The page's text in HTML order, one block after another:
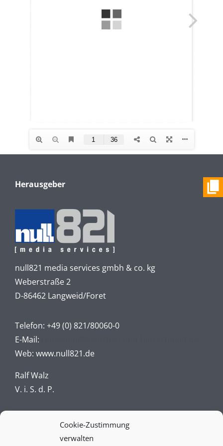
Cookie-Zustimmung
verwalten
Herausgeber
null821 media services gmbh & co. kg
Weberstraße 2
D-86462 Langweid/Foret
Telefon: +49 (0) 821/80060-0
E-Mail:
Web: www.null821.de
Ralf Walz
V. i. S. d. P.
Datenschutz